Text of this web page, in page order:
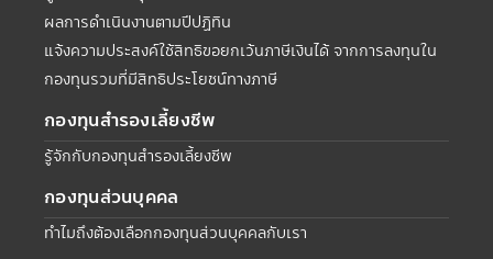
ผลการดำเนินงานตามปีปฏิทิน
แจ้งความประสงค์ใช้สิทธิขอยกเว้นภาษีเงินได้ จากการลงทุนใน
กองทุนรวมที่มีสิทธิประโยชน์ทางภาษี
กองทุนสำรองเลี้ยงชีพ
รู้จักกับกองทุนสำรองเลี้ยงชีพ
กองทุนส่วนบุคคล
ทำไมถึงต้องเลือกกองทุนส่วนบุคคลกับเรา